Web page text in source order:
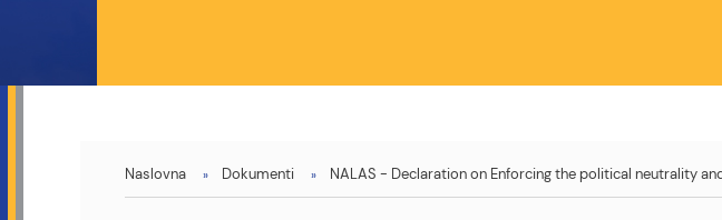
You
Naslovna Dokumenti NALAS - Declaration on Enforcing the political neutrality